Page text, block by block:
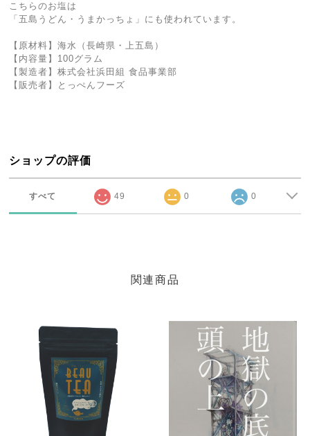
こちらのお塩は
「五島うどん・うまかっちょ」にも使われています。
【原材料】海水（長崎県・上五島）
【内容量】100グラム
【製造者】株式会社浜田組 食品事業部
【販売者】とっぺんフーズ
ショップの評価
すべて 49 0 0
関連商品